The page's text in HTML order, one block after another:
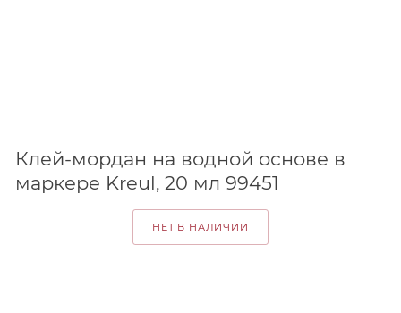
Клей-мордан на водной основе в
маркере Kreul, 20 мл 99451
НЕТ В НАЛИЧИИ